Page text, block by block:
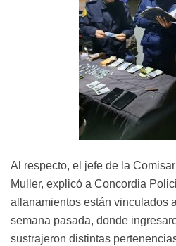
Al respecto, el jefe de la
Muller, explicó a Concordia
allanamientos están vinculados
semana pasada, donde
sustrajeron distintas